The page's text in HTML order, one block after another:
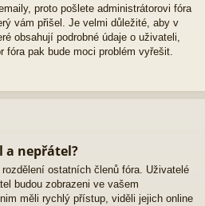
proto pošlete administrátorovi fóra
vám přišel. Je velmi důležité, aby v
obsahují podrobné údaje o uživateli,
fóra pak bude moci problém vyřešit.
a nepřátel?
ostatních členů fóra. Uživatelé
budou zobrazeni ve vašem
měli rychlý přístup, viděli jejich online